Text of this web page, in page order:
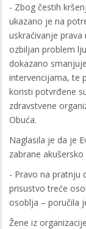
- Zbog čestih
ukazano je na
uskraćivanje
ozbiljan problem
dokazano
intervencijama, te
koristi potvrđene
zdravstvene
Obuća.
Naglasila je da je
zabrane
- Pravo na pratnju
prisustvo treće
osoblja – poručila
Žene iz